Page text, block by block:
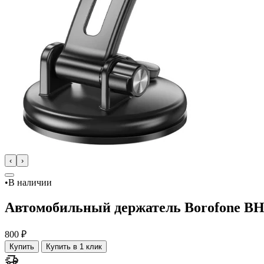
‹ ›
•В наличии
Автомобильный держатель Borofone
800 ₽
Купить Купить в 1 клик